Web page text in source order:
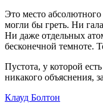
Это место
могли бы греть. Ни
Ни даже отдельных
бесконечной темноте.
Пустота, у которой
никакого объяснения,
Клауд Болтон